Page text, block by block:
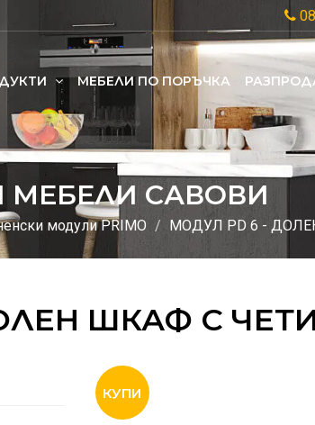
MЕБЕЛИ ПО ПОРЪЧКА
САВОВИ
модули PRIMO МОДУЛ PD 6 -
ШКАФ С